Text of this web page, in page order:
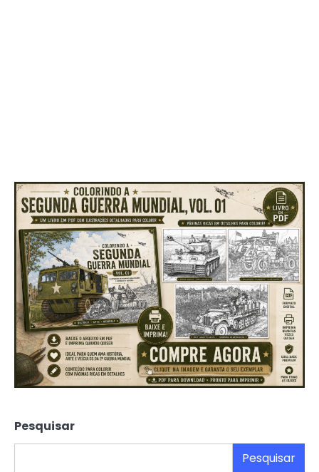
Pesquisar
Pesquisar